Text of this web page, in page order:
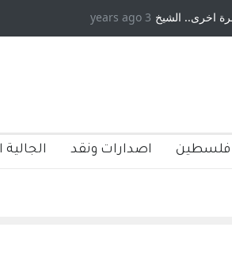
دكريات بغداد ٍ: عاشها وكتبها اخرى.. الشيخ
عن يد وهم
صاغرون،
3 years ago
فلسطين اصدارات ونقد الجالية